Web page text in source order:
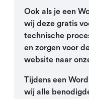
Ook als je een
wij deze gratis
technische
en zorgen voor
website naar
Tijdens een
wij alle